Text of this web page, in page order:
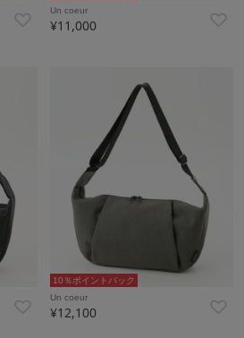
Un coeur
¥11,000
10％ポイントバック
Un coeur
¥12,100